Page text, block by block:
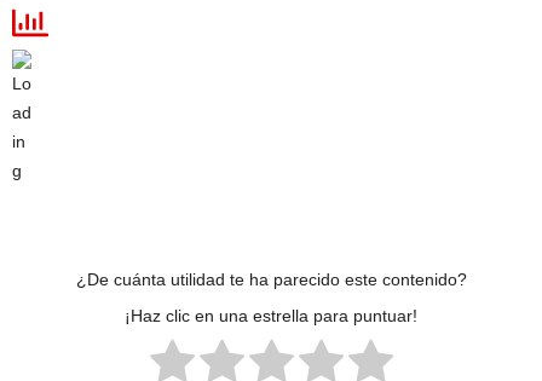
¿De cuánta utilidad te ha parecido este contenido?
¡Haz clic en una estrella para puntuar!